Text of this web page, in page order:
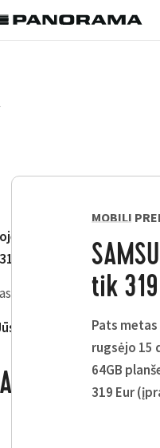
MOBILI
tik
Pats
rugsėjo 15
64GB
319 Eur
rugsėjo 15 d. įsigykite
Eur (įprasta kaina 339
Lietuvoje. Prekėms
laukia „Mobili